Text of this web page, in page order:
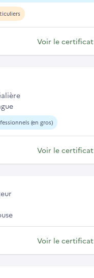
Voir le certificat
(en gros)
Voir le certificat
Voir le certificat